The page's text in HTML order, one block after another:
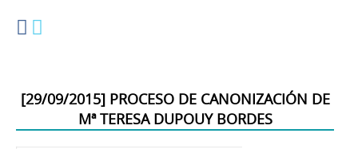
[29/09/2015] PROCESO DE CANONIZACIÓN DE
Mª TERESA DUPOUY BORDES